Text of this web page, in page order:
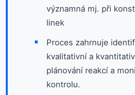
významná mj. při
linek
Proces zahrnuje
kvalitativní a
plánování reakcí a
kontrolu.